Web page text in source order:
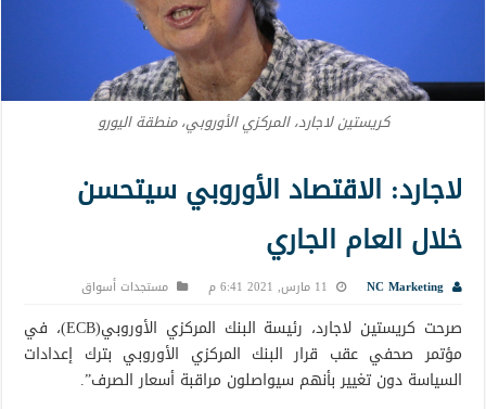
كريستين لاجارد، المركزي الأوروبي، منطقة اليورو
لاجارد: الاقتصاد الأوروبي سيتحسن
خلال العام الجاري
NC Marketing 11 مارس, 2021 6:41 م مستجدات أسواق
صرحت كريستين لاجارد، رئيسة البنك المركزي الأوروبي(ECB)، في
مؤتمر صحفي عقب قرار البنك المركزي الأوروبي بترك إعدادات
السياسة دون تغيير بأنهم سيواصلون مراقبة أسعار الصرف”.